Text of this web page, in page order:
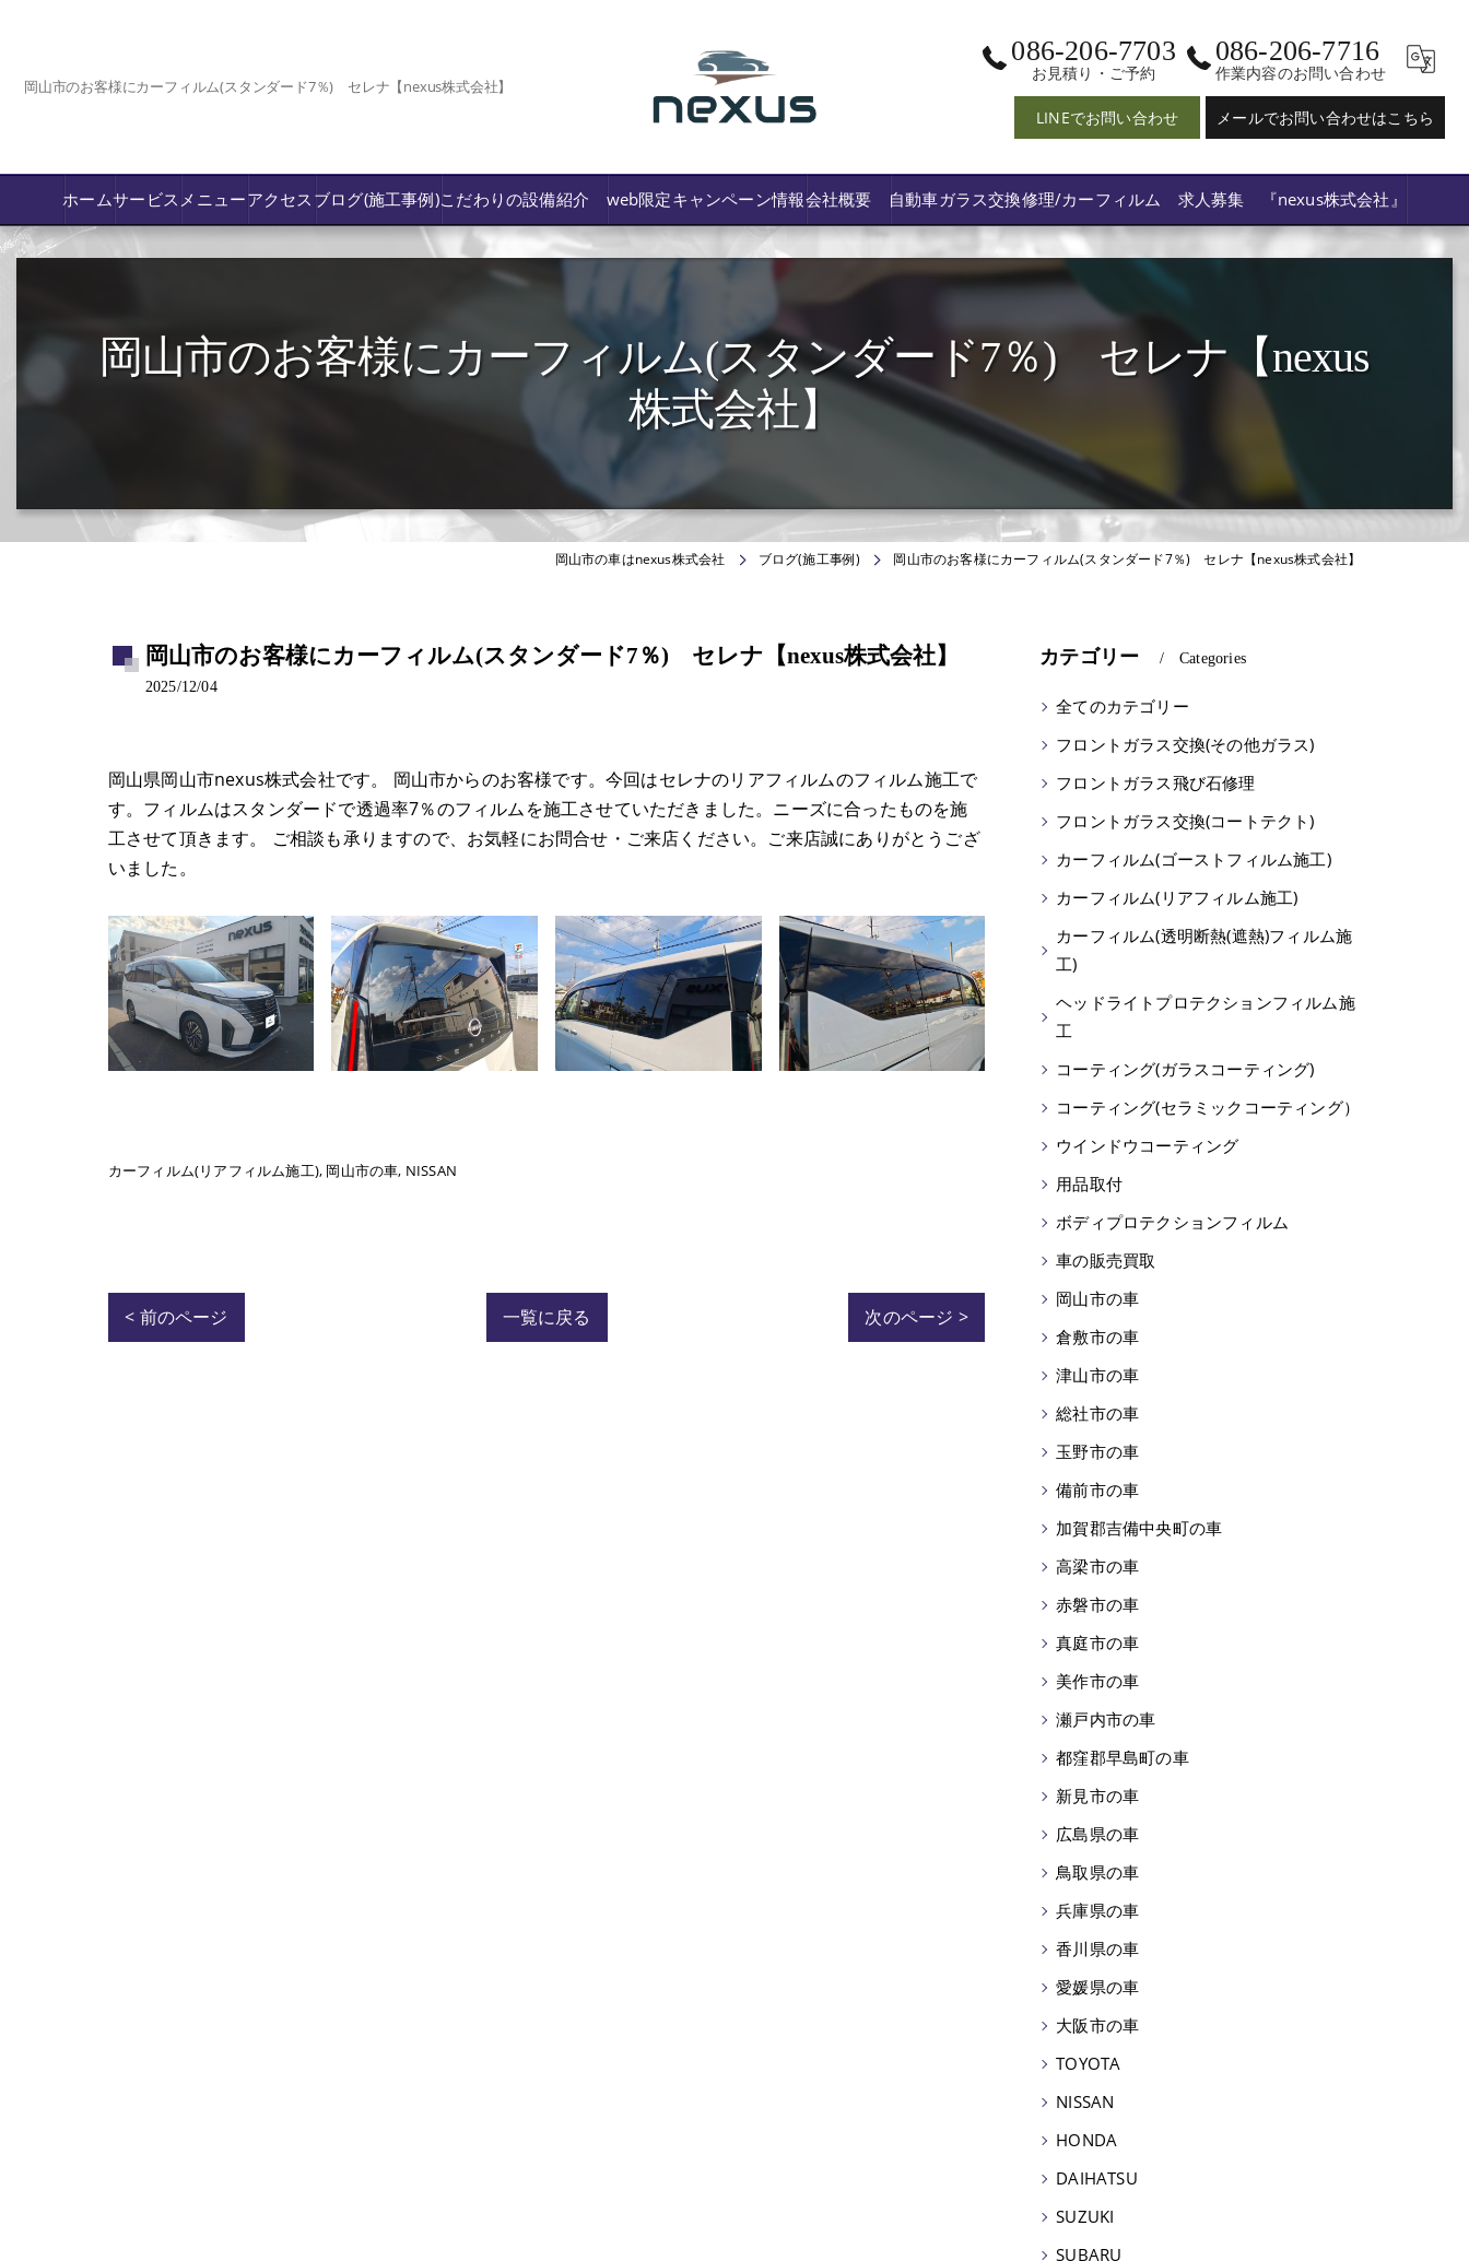
岡山市のお客様にカーフィルム(スタンダード7％) セレナ【nexus株式会社】
086-206-7703
お見積り・ご予約
086-206-7716
作業内容のお問い合わせ
LINEでお問い合わせ メールでお問い合わせはこちら
ホームサービス メニュー
フロントガラス飛び石傷/補修修理か交換/費用や保険修理の可否など解説
カー用品取付･車販売･買取(ﾄﾞﾗﾚｺ･ﾅﾋﾞ等)
アクセス ブログ(施工事例)こだわりの設備紹介 web限定キャンペーン情報会社概要 自動車ガラス交換修理/カーフィルム 求人募集 『nexus株式会社』
岡山市のお客様にカーフィルム(スタンダード7％) セレナ【nexus
株式会社】
岡山市の車はnexus株式会社 ブログ(施工事例) 岡山市のお客様にカーフィルム(スタンダード7％) セレナ【nexus株式会社】
岡山市のお客様にカーフィルム(スタンダード7％) セレナ【nexus株式会社】
2025/12/04
岡山県岡山市nexus株式会社です。 岡山市からのお客様です。今回はセレナのリアフィルムのフィルム施工で
す。フィルムはスタンダードで透過率7％のフィルムを施工させていただきました。ニーズに合ったものを施
工させて頂きます。 ご相談も承りますので、お気軽にお問合せ・ご来店ください。ご来店誠にありがとうござ
いました。
カーフィルム(リアフィルム施工) 岡山市の車 NISSAN
< 前のページ 一覧に戻る 次のページ >
カテゴリー Categories
全てのカテゴリー
フロントガラス交換(その他ガラス)
フロントガラス飛び石修理
フロントガラス交換(コートテクト)
カーフィルム(ゴーストフィルム施工)
カーフィルム(リアフィルム施工)
カーフィルム(透明断熱(遮熱)フィルム施
工)
ヘッドライトプロテクションフィルム施
工
コーティング(ガラスコーティング)
コーティング(セラミックコーティング）
ウインドウコーティング
用品取付
ボディプロテクションフィルム
車の販売買取
岡山市の車
倉敷市の車
津山市の車
総社市の車
玉野市の車
備前市の車
加賀郡吉備中央町の車
高梁市の車
赤磐市の車
真庭市の車
美作市の車
瀬戸内市の車
都窪郡早島町の車
新見市の車
広島県の車
鳥取県の車
兵庫県の車
香川県の車
愛媛県の車
大阪市の車
TOYOTA
NISSAN
HONDA
DAIHATSU
SUZUKI
SUBARU